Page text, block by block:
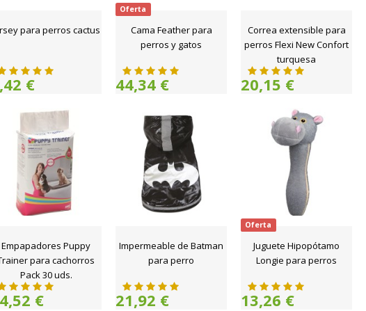
para perros cactus
€
Oferta
Cama Feather para
perros y gatos
44,34 €
Correa extensible para
perros Flexi New Confort
turquesa
20,15 €
Empapadores Puppy
para cachorros
Pack 30 uds.
€
Impermeable de Batman
para perro
21,92 €
Oferta
Juguete Hipopótamo
Longie para perros
13,26 €